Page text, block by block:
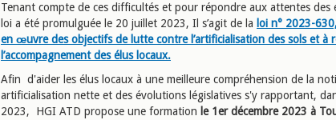
Tenant compte de ces difficultés et pour répondre aux attentes des
loi a été promulguée le 20 juillet 2023, Il s’agit de la loi n° 2023-
en œuvre des objectifs de lutte contre l’artificialisation des sols et à
l’accompagnement des élus locaux.
Afin d'aider les élus locaux à une meilleure compréhension de la
artificialisation nette et des évolutions législatives s'y rapportant,
2023, HGI ATD propose une formation le 1er décembre 2023 à